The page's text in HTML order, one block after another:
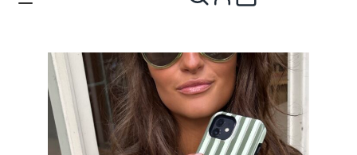
Homepage
Telefoonhoesjes